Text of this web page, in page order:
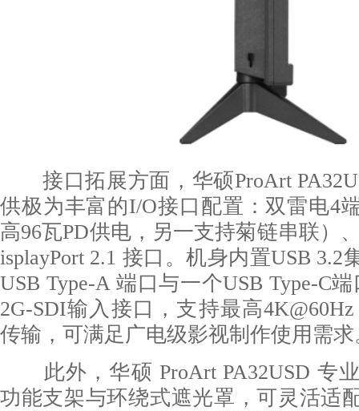
接口拓展方面，华硕ProArt
供极为丰富的I/O接口配置：双雷电4
高96瓦PD供电，另一支持菊链串联）
isplayPort 2.1 接口。机身内置USB 3.2
USB Type-A 端口与一个USB Type-C
2G-SDI输入接口，支持最高
传输，可满足广电级影视制作使用需求
此外，华硕 ProArt PA32USD 专
功能支架与环绕式遮光罩，可灵活适